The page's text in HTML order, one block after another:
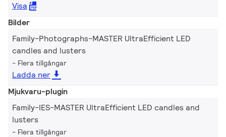
Visa
Bilder
Family-Photographs-MASTER UltraEfficient LED
candles and lusters
Flera tillgångar
Ladda ner
Mjukvaru-plugin
Family-IES-MASTER UltraEfficient LED candles and
lusters
Flera tillgångar